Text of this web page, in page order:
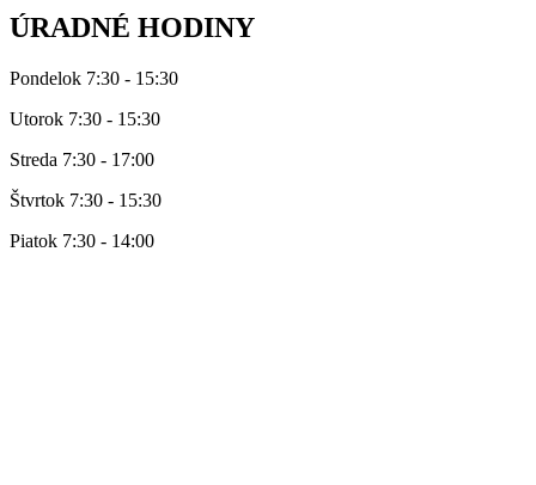
ÚRADNÉ HODINY
Pondelok 7:30 - 15:30
Utorok 7:30 - 15:30
Streda 7:30 - 17:00
Štvrtok 7:30 - 15:30
Piatok 7:30 - 14:00